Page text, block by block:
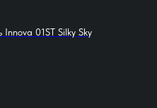
01ST Silky Sky